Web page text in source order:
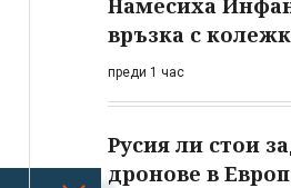
Намесиха
връзка с
преди 1 час
Русия ли стои
дронове в